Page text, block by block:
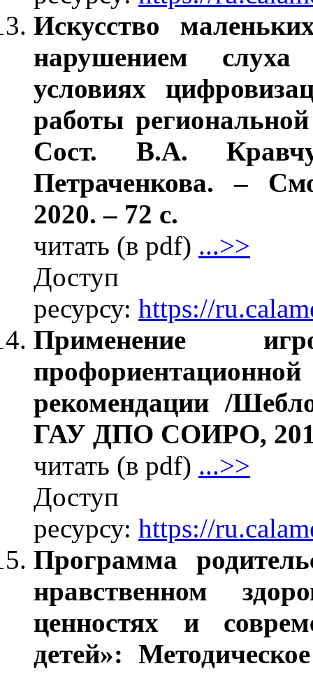
Искусство
нарушением
условиях
работы
Сост. В.А.
Петраченкова. –
2020. – 72 с.
читать (в pdf) ...>>
ресурсу: https://
Применение
рекомендации /
ГАУ ДПО СОИРО,
читать (в pdf) ...>>
ресурсу: https://
Программа
нравственном
ценностях и
детей»: